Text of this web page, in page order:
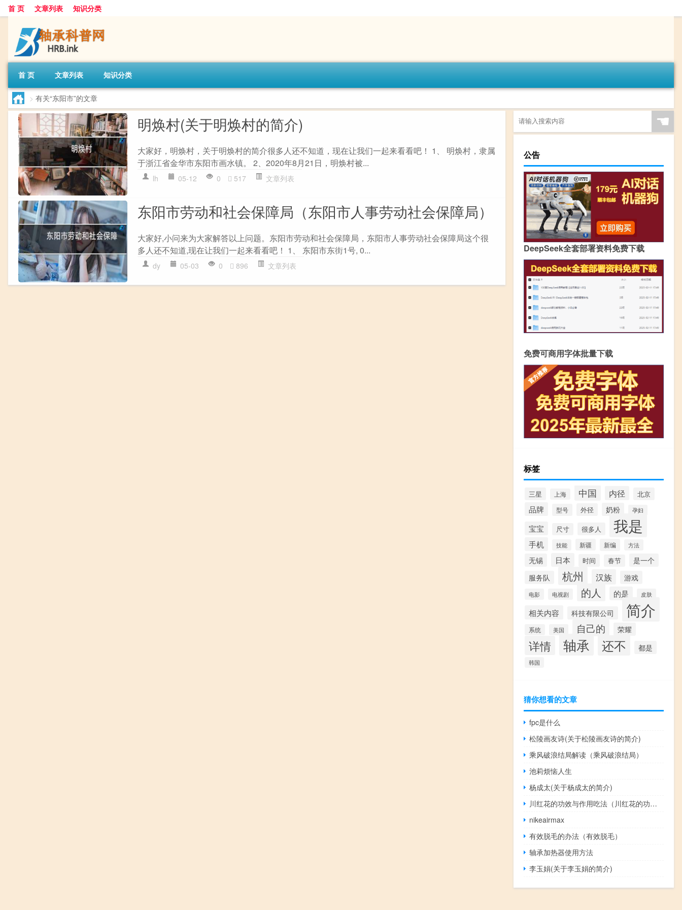
首 页 文章列表 知识分类
首 页 文章列表 知识分类
> 有关“东阳市”的文章
明焕村(关于明焕村的简介)
大家好，明焕村，关于明焕村的简介很多人还不知道，现在让我们一起来看看吧！ 1、 明焕村，隶属
于浙江省金华市东阳市画水镇。 2、2020年8月21日，明焕村被...
lh 05-12 0 517 文章列表
东阳市劳动和社会保障局（东阳市人事劳动社会保障局）
大家好,小问来为大家解答以上问题。东阳市劳动和社会保障局，东阳市人事劳动社会保障局这个很
多人还不知道,现在让我们一起来看看吧！ 1、 东阳市东街1号, 0...
dy 05-03 0 896 文章列表
☚
公告
DeepSeek全套部署资料免费下载
免费可商用字体批量下载
标签
三星 上海 中国 内径 北京
品牌 型号 外径 奶粉 孕妇
宝宝 尺寸 很多人 我是
手机 技能 新疆 新编 方法
无锡 日本 时间 春节
是一个
服务队
杭州 汉族 游戏
电影 电视剧 的人 的是 皮肤
相关内容 科技有限公司 简介
系统 美国 自己的 荣耀
详情 轴承 还不 都是
韩国
猜你想看的文章
fpc是什么
松陵画友诗(关于松陵画友诗的简介)
乘风破浪结局解读（乘风破浪结局）
池莉烦恼人生
杨成太(关于杨成太的简介)
川红花的功效与作用吃法（川红花的功效与作用）
nikeairmax
有效脱毛的办法（有效脱毛）
轴承加热器使用方法
李玉娟(关于李玉娟的简介)